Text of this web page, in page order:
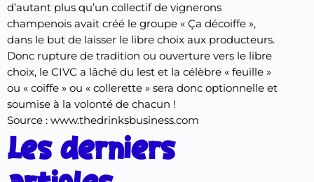
d’autant plus qu’un collectif de vignerons
champenois avait créé le groupe « Ça décoiffe »,
dans le but de laisser le libre choix aux producteurs.
Donc rupture de tradition ou ouverture vers le libre
choix, le CIVC a lâché du lest et la célèbre « feuille »
ou « coiffe » ou « collerette » sera donc optionnelle et
soumise à la volonté de chacun !
Source : www.thedrinksbusiness.com
Les derniers